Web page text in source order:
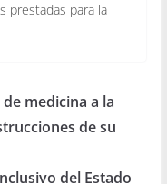
prestadas para la
medicina a la
de su
del Estado